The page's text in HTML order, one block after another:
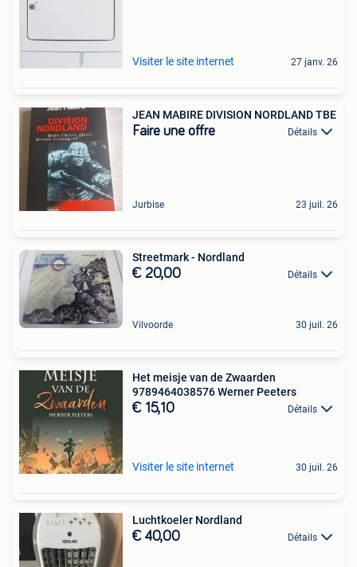
Visiter le site internet 27 janv. 26
JEAN MABIRE DIVISION NORDLAND TBE
Faire une offre Détails
Jurbise 23 juil. 26
Streetmark - Nordland
€ 20,00 Détails
Vilvoorde 30 juil. 26
Het meisje van de Zwaarden
9789464038576 Werner Peeters
€ 15,10 Détails
Visiter le site internet 30 juil. 26
Luchtkoeler Nordland
€ 40,00 Détails